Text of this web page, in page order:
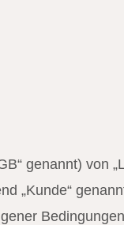
genannt) von
„Kunde“